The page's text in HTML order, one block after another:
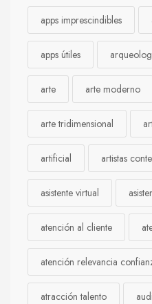
apps imprescindibles
apps útiles
arte arte moderno
arte tridimensional
artificial artistas
asistente virtual
atención al cliente
atención relevancia
atracción talento